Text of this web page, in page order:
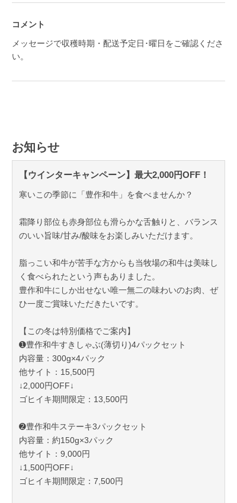
コメント
メッセージで収穫時期・配送予定日･曜日をご確認くださ
い。
お知らせ
【ウインターキャンペーン】最大2,000円OFF！
寒いこの季節に「豊作和牛」を食べませんか？
霜降り部位も赤身部位も滑らかな舌触りと、バランス
のいい旨味/甘み/酸味をお楽しみいただけます。
脂っこい和牛が苦手な方からも当牧場の和牛は美味し
く食べられたという声もありました。
豊作和牛にしか出せない唯一無二の味わいのお肉、ぜ
ひ一度ご賞味いただきたいです。
【この冬は特別価格でご案内】
➊豊作和牛すきしゃぶ(薄切り)4パックセット
内容量：300g×4パック
他サイト：15,500円
↓2,000円OFF↓
ゴヒイキ期間限定：13,500円
➋豊作和牛ステーキ3パックセット
内容量：約150g×3パック
他サイト：9,000円
↓1,500円OFF↓
ゴヒイキ期間限定：7,500円